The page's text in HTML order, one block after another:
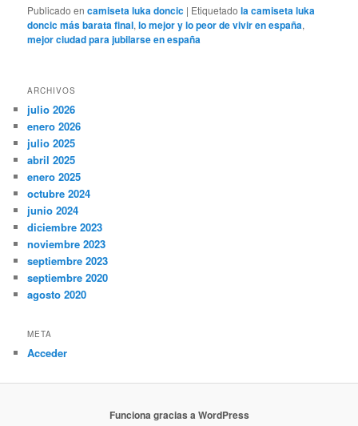
Publicado en camiseta luka doncic | Etiquetado la camiseta luka
doncic más barata final,lo mejor y lo peor de vivir en españa,
mejor ciudad para jubilarse en españa
ARCHIVOS
julio 2026
enero 2026
julio 2025
abril 2025
enero 2025
octubre 2024
junio 2024
diciembre 2023
noviembre 2023
septiembre 2023
septiembre 2020
agosto 2020
META
Acceder
Funciona gracias a WordPress